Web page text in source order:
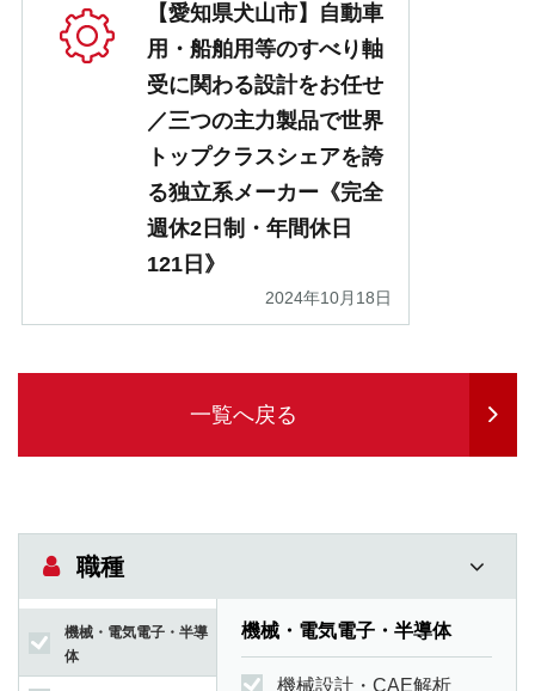
【愛知県犬山市】自動車
用・船舶用等のすべり軸
受に関わる設計をお任せ
／三つの主力製品で世界
トップクラスシェアを誇
る独立系メーカー《完全
週休2日制・年間休日
121日》
2024年10月18日
一覧へ戻る
職種
機械・電気電子・半導
体
機械・電気電子・半導体
機械設計・CAE解析